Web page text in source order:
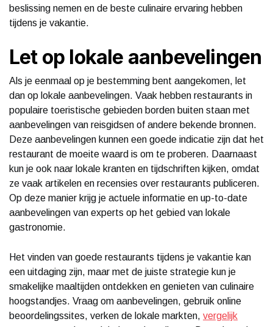
beslissing nemen en de beste culinaire ervaring hebben
tijdens je vakantie.
Let op lokale aanbevelingen
Als je eenmaal op je bestemming bent aangekomen, let
dan op lokale aanbevelingen. Vaak hebben restaurants in
populaire toeristische gebieden borden buiten staan met
aanbevelingen van reisgidsen of andere bekende bronnen.
Deze aanbevelingen kunnen een goede indicatie zijn dat het
restaurant de moeite waard is om te proberen. Daarnaast
kun je ook naar lokale kranten en tijdschriften kijken, omdat
ze vaak artikelen en recensies over restaurants publiceren.
Op deze manier krijg je actuele informatie en up-to-date
aanbevelingen van experts op het gebied van lokale
gastronomie.
Het vinden van goede restaurants tijdens je vakantie kan
een uitdaging zijn, maar met de juiste strategie kun je
smakelijke maaltijden ontdekken en genieten van culinaire
hoogstandjes. Vraag om aanbevelingen, gebruik online
beoordelingssites, verken de lokale markten, vergelijk